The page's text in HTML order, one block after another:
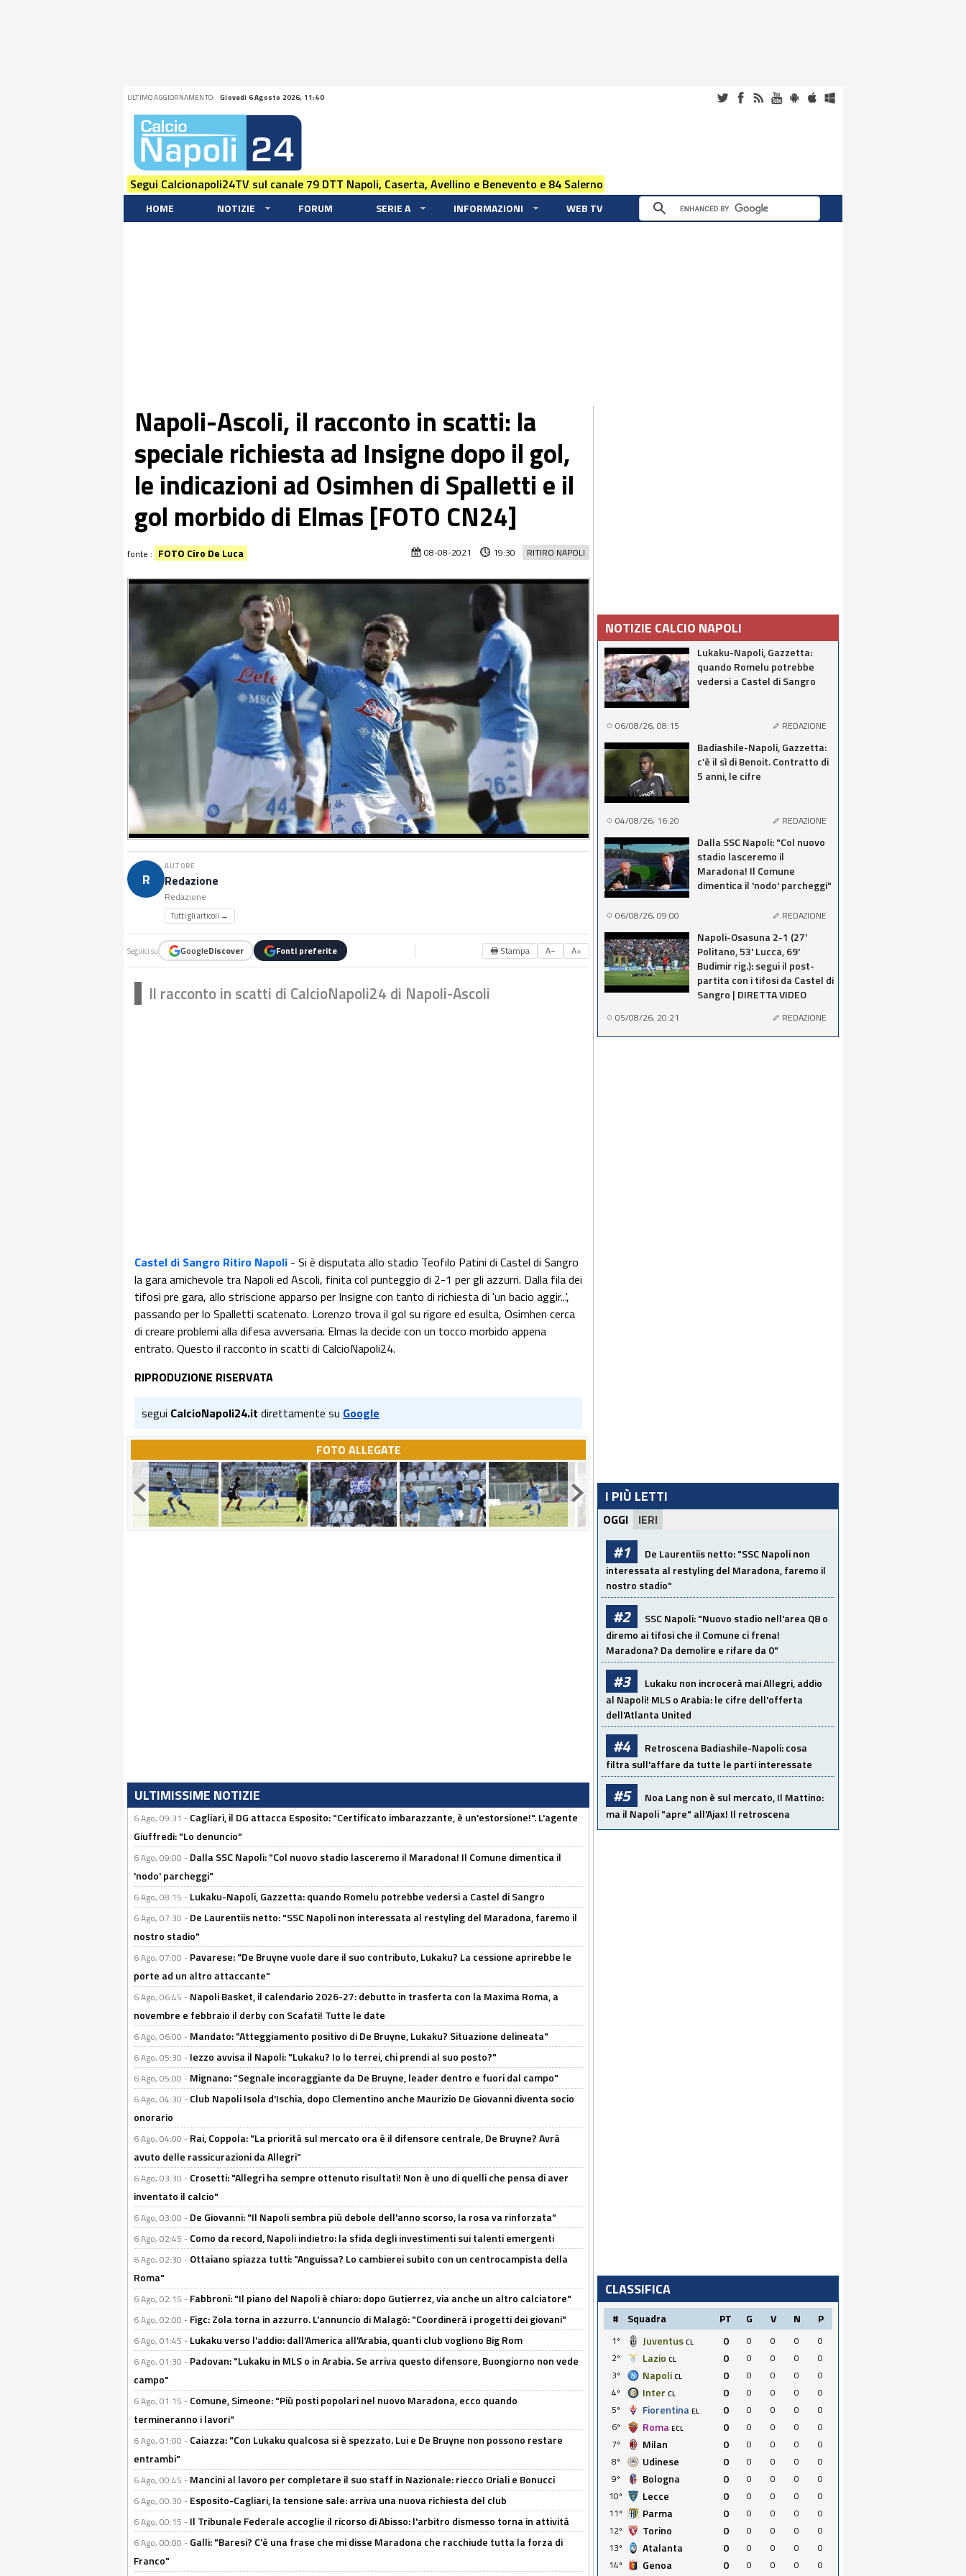
ULTIMO AGGIORNAMENTO: Giovedi 6 Agosto 2026, 11:40
Segui Calcionapoli24TV sul canale 79 DTT Napoli, Caserta, Avellino e Benevento e 84 Salerno
HOME NOTIZIE FORUM SERIE A INFORMAZIONI WEB TV
Napoli-Ascoli, il racconto in scatti: la
speciale richiesta ad Insigne dopo il gol,
le indicazioni ad Osimhen di Spalletti e il
gol morbido di Elmas [FOTO CN24]
RITIRO NAPOLI
08-08-2021 19:30
fonte : FOTO Ciro De Luca
R
AUTORE
Redazione
Redazione
Tutti gli articoli →
Seguici su GoogleDiscover Fonti preferite 🖶 Stampa A− A+
Il racconto in scatti di CalcioNapoli24 di Napoli-Ascoli
Castel di Sangro Ritiro Napoli - Si è disputata allo stadio Teofilo Patini di Castel di Sangro
la gara amichevole tra Napoli ed Ascoli, finita col punteggio di 2-1 per gli azzurri. Dalla fila dei
tifosi pre gara, allo striscione apparso per Insigne con tanto di richiesta di 'un bacio aggir...',
passando per lo Spalletti scatenato. Lorenzo trova il gol su rigore ed esulta, Osimhen cerca
di creare problemi alla difesa avversaria. Elmas la decide con un tocco morbido appena
entrato. Questo il racconto in scatti di CalcioNapoli24.
RIPRODUZIONE RISERVATA
segui CalcioNapoli24.it direttamente su Google
FOTO ALLEGATE
ULTIMISSIME NOTIZIE
6 Ago, 09:31 - Cagliari, il DG attacca Esposito: "Certificato imbarazzante, è un'estorsione!". L'agente
Giuffredi: "Lo denuncio"
6 Ago, 09:00 - Dalla SSC Napoli: "Col nuovo stadio lasceremo il Maradona! Il Comune dimentica il
'nodo' parcheggi"
6 Ago, 08:15 - Lukaku-Napoli, Gazzetta: quando Romelu potrebbe vedersi a Castel di Sangro
6 Ago, 07:30 - De Laurentiis netto: "SSC Napoli non interessata al restyling del Maradona, faremo il
nostro stadio"
6 Ago, 07:00 - Pavarese: "De Bruyne vuole dare il suo contributo, Lukaku? La cessione aprirebbe le
porte ad un altro attaccante"
6 Ago, 06:45 - Napoli Basket, il calendario 2026-27: debutto in trasferta con la Maxima Roma, a
novembre e febbraio il derby con Scafati! Tutte le date
6 Ago, 06:00 - Mandato: "Atteggiamento positivo di De Bruyne, Lukaku? Situazione delineata"
6 Ago, 05:30 - Iezzo avvisa il Napoli: "Lukaku? Io lo terrei, chi prendi al suo posto?"
6 Ago, 05:00 - Mignano: “Segnale incoraggiante da De Bruyne, leader dentro e fuori dal campo"
6 Ago, 04:30 - Club Napoli Isola d'Ischia, dopo Clementino anche Maurizio De Giovanni diventa socio
onorario
6 Ago, 04:00 - Rai, Coppola: "La priorità sul mercato ora è il difensore centrale, De Bruyne? Avrà
avuto delle rassicurazioni da Allegri"
6 Ago, 03:30 - Crosetti: "Allegri ha sempre ottenuto risultati! Non è uno di quelli che pensa di aver
inventato il calcio"
6 Ago, 03:00 - De Giovanni: "Il Napoli sembra più debole dell'anno scorso, la rosa va rinforzata"
6 Ago, 02:45 - Como da record, Napoli indietro: la sfida degli investimenti sui talenti emergenti
6 Ago, 02:30 - Ottaiano spiazza tutti: "Anguissa? Lo cambierei subito con un centrocampista della
Roma"
6 Ago, 02:15 - Fabbroni: "Il piano del Napoli è chiaro: dopo Gutierrez, via anche un altro calciatore"
6 Ago, 02:00 - Figc: Zola torna in azzurro. L'annuncio di Malagò: "Coordinerà i progetti dei giovani"
6 Ago, 01:45 - Lukaku verso l'addio: dall'America all'Arabia, quanti club vogliono Big Rom
6 Ago, 01:30 - Padovan: "Lukaku in MLS o in Arabia. Se arriva questo difensore, Buongiorno non vede
campo"
6 Ago, 01:15 - Comune, Simeone: "Più posti popolari nel nuovo Maradona, ecco quando
termineranno i lavori"
6 Ago, 01:00 - Caiazza: "Con Lukaku qualcosa si è spezzato. Lui e De Bruyne non possono restare
entrambi"
6 Ago, 00:45 - Mancini al lavoro per completare il suo staff in Nazionale: riecco Oriali e Bonucci
6 Ago, 00:30 - Esposito-Cagliari, la tensione sale: arriva una nuova richiesta del club
6 Ago, 00:15 - Il Tribunale Federale accoglie il ricorso di Abisso: l'arbitro dismesso torna in attività
6 Ago, 00:00 - Galli: "Baresi? C'è una frase che mi disse Maradona che racchiude tutta la forza di
Franco"
NOTIZIE CALCIO NAPOLI
Lukaku-Napoli, Gazzetta:
quando Romelu potrebbe
vedersi a Castel di Sangro
06/08/26, 08:15 REDAZIONE
Badiashile-Napoli, Gazzetta:
c'è il sì di Benoit. Contratto di
5 anni, le cifre
04/08/26, 16:20 REDAZIONE
Dalla SSC Napoli: "Col nuovo
stadio lasceremo il
Maradona! Il Comune
dimentica il 'nodo' parcheggi"
06/08/26, 09:00 REDAZIONE
Napoli-Osasuna 2-1 (27'
Politano, 53' Lucca, 69'
Budimir rig.): segui il post-
partita con i tifosi da Castel di
Sangro | DIRETTA VIDEO
05/08/26, 20:21 REDAZIONE
I PIÙ LETTI
OGGI IERI
#1
De Laurentiis netto: "SSC Napoli non
interessata al restyling del Maradona, faremo il
nostro stadio"
#2
SSC Napoli: "Nuovo stadio nell'area Q8 o
diremo ai tifosi che il Comune ci frena!
Maradona? Da demolire e rifare da 0"
#3
Lukaku non incrocerà mai Allegri, addio
al Napoli! MLS o Arabia: le cifre dell'offerta
dell'Atlanta United
#4
Retroscena Badiashile-Napoli: cosa
filtra sull'affare da tutte le parti interessate
#5
Noa Lang non è sul mercato, Il Mattino:
ma il Napoli "apre" all'Ajax! Il retroscena
CLASSIFICA
# Squadra PT G V N P
1º Juventus CL 0 0 0 0
0
2º
Lazio CL 0 0 0 0
0
3º
Napoli CL 0 0 0 0
0
4º
Inter CL 0 0 0 0
0
5º
Fiorentina EL 0 0 0 0
0
6º
Roma ECL 0 0 0 0
0
7º
Milan 0 0 0 0
0
8º
Udinese 0 0 0 0
0
9º
Bologna 0 0 0 0
0
10º
Lecce 0 0 0 0
0
11º
Parma 0 0 0 0
0
12º
Torino 0 0 0 0
0
13º
Atalanta 0 0 0 0
0
14º
Genoa 0 0 0 0
0